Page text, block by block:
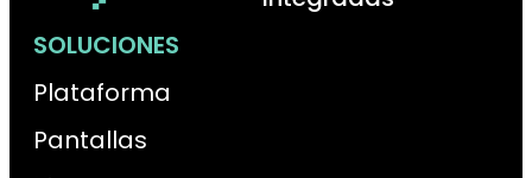
SOLUCIONES
Plataforma
Pantallas